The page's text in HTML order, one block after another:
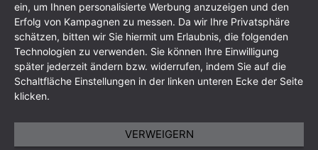
Información generalPolítica de privacidad
Condiciones generalesMapa del sitio
ein, um Ihnen personalisierte Werbung anzuzeigen und den
Erfolg von Kampagnen zu messen. Da wir Ihre Privatsphäre
schätzen, bitten wir Sie hiermit um Erlaubnis, die folgenden
Technologien zu verwenden. Sie können Ihre Einwilligung
später jederzeit ändern bzw. widerrufen, indem Sie auf die
Schaltfläche Einstellungen in der linken unteren Ecke der Seite
klicken.
VERWEIGERN